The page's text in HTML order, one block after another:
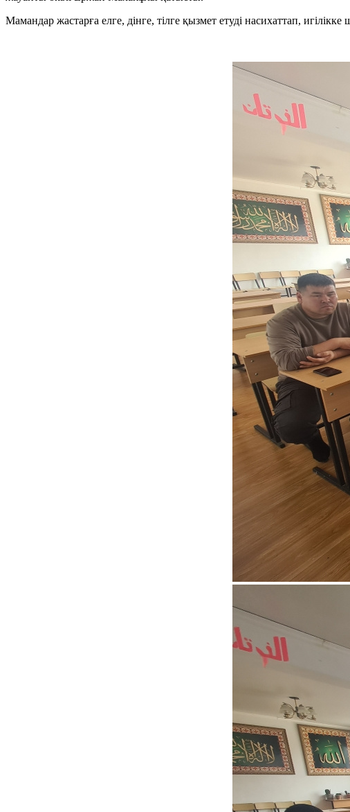
Мамандар жастарға елге, дінге, тілге қызмет етуді насихаттап,